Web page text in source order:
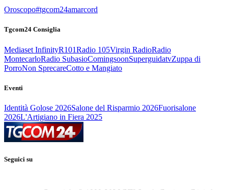
Oroscopo#tgcom24amarcord
Tgcom24 Consiglia
Mediaset InfinityR101Radio 105Virgin RadioRadio
MontecarloRadio SubasioComingsoonSuperguidatvZuppa di
PorroNon SprecareCotto e Mangiato
Eventi
Identità Golose 2026Salone del Risparmio 2026Fuorisalone
2026L'Artigiano in Fiera 2025
Seguici su